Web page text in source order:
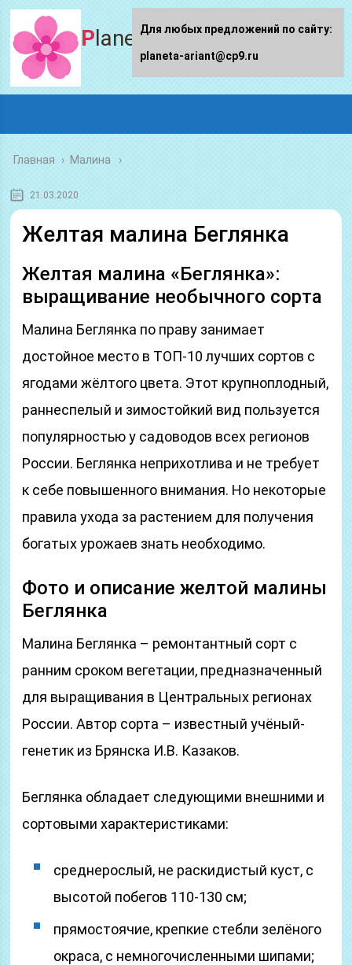
Planeta-ariant
Главная › Малина
21.03.2020
Желтая малина Беглянка
Желтая малина «Беглянка»:
выращивание необычного сорта
Малина Беглянка по праву занимает
достойное место в ТОП-10 лучших сортов с
ягодами жёлтого цвета. Этот крупноплодный,
раннеспелый и зимостойкий вид пользуется
популярностью у садоводов всех регионов
России. Беглянка неприхотлива и не требует
к себе повышенного внимания. Но некоторые
правила ухода за растением для получения
богатых урожаев знать необходимо.
Фото и описание желтой малины
Беглянка
Малина Беглянка – ремонтантный сорт с
ранним сроком вегетации, предназначенный
для выращивания в Центральных регионах
России. Автор сорта – известный учёный-
генетик из Брянска И.В. Казаков.
Беглянка обладает следующими внешними и
сортовыми характеристиками:
среднерослый, не раскидистый куст, с
высотой побегов 110-130 см;
прямостоячие, крепкие стебли зелёного
окраса, с немногочисленными шипами;
Для любых предложений по сайту:
planeta-ariant@cp9.ru